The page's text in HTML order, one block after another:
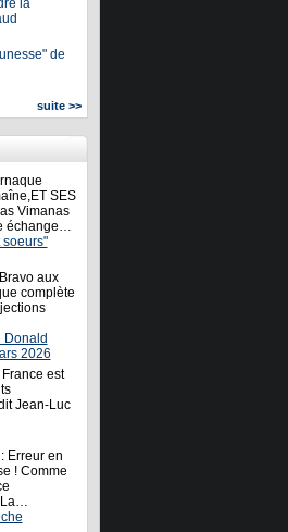
la
de
suite >>
SES
Vimanas
échange…
soeurs"
aux
complète
Donald
2026
est
Jean-Luc
Erreur en
! Comme